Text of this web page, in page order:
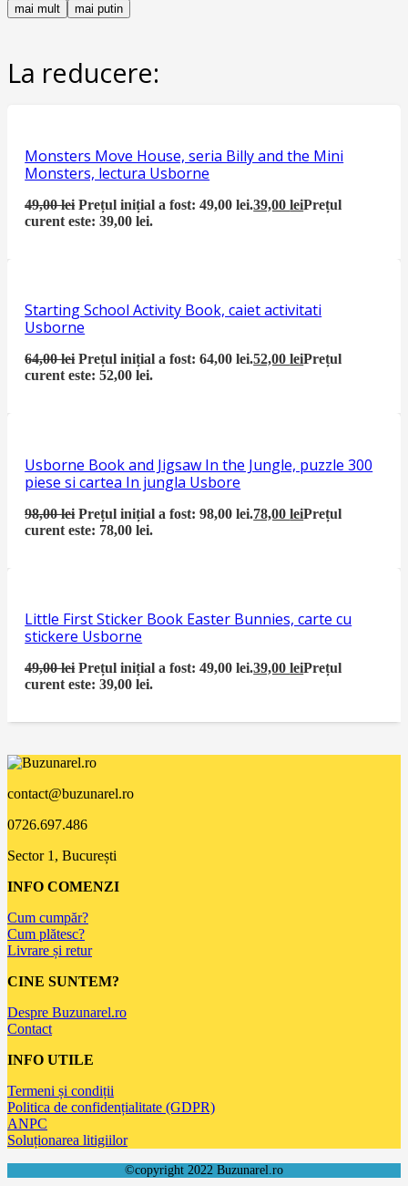
mai mult mai putin
La reducere:
Monsters Move House, seria Billy and the Mini
Monsters, lectura Usborne
49,00lei Prețul inițial a fost: 49,00 lei.39,00leiPrețul
curent este: 39,00 lei.
Starting School Activity Book, caiet activitati
Usborne
64,00lei Prețul inițial a fost: 64,00 lei.52,00leiPrețul
curent este: 52,00 lei.
Usborne Book and Jigsaw In the Jungle, puzzle 300
piese si cartea In jungla Usbore
98,00lei Prețul inițial a fost: 98,00 lei.78,00leiPrețul
curent este: 78,00 lei.
Little First Sticker Book Easter Bunnies, carte cu
stickere Usborne
49,00lei Prețul inițial a fost: 49,00 lei.39,00leiPrețul
curent este: 39,00 lei.
contact@buzunarel.ro
0726.697.486
Sector 1, București
INFO COMENZI
Cum cumpăr?
Cum plătesc?
Livrare și retur
CINE SUNTEM?
Despre Buzunarel.ro
Contact
INFO UTILE
Termeni și condiții
Politica de confidențialitate (GDPR)
ANPC
Soluționarea litigiilor
©copyright 2022 Buzunarel.ro